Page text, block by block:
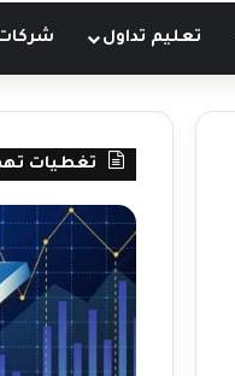
تعليم تداول شركات
تغطيات